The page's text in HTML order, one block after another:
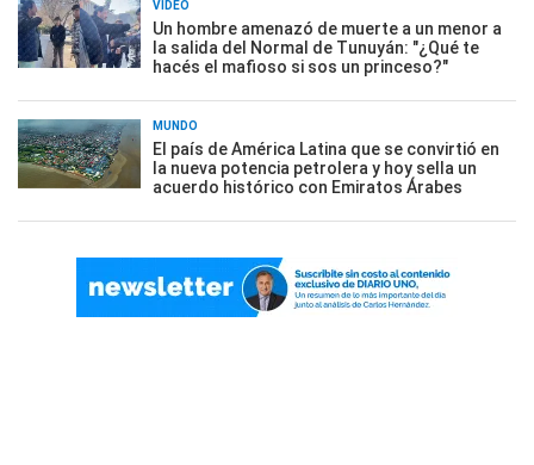
VIDEO
Un hombre amenazó de muerte a un menor a
la salida del Normal de Tunuyán: "¿Qué te
hacés el mafioso si sos un princeso?"
MUNDO
El país de América Latina que se convirtió en
la nueva potencia petrolera y hoy sella un
acuerdo histórico con Emiratos Árabes